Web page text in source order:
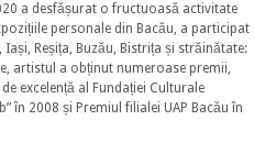
a desfășurat o fructuoasă activitate
personale din Bacău, a participat
Reșița, Buzău, Bistrița și străinătate:
artistul a obținut numeroase premii,
excelență al Fundației Culturale
în 2008 și Premiul filialei UAP Bacău în